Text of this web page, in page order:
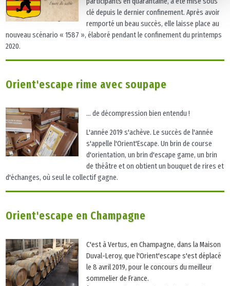
clé depuis le dernier confinement. Après avoir
remporté un beau succès, elle laisse place au
nouveau scénario « 1587 », élaboré pendant le confinement du printemps
2020.
Orient'escape rime avec soupape
... de décompression bien entendu !
L'année 2019 s'achève. Le succès de l'année
s'appelle l'Orient'Escape. Un brin de course
d'orientation, un brin d'escape game, un brin
de théâtre et on obtient un bouquet de rires et
d'échanges, où seul le collectif gagne.
Orient'escape en Champagne
C'est à Vertus, en Champagne, dans la Maison
Duval-Leroy, que l'Orient'escape s'est déplacé
le 8 avril 2019, pour le concours du meilleur
sommelier de France.